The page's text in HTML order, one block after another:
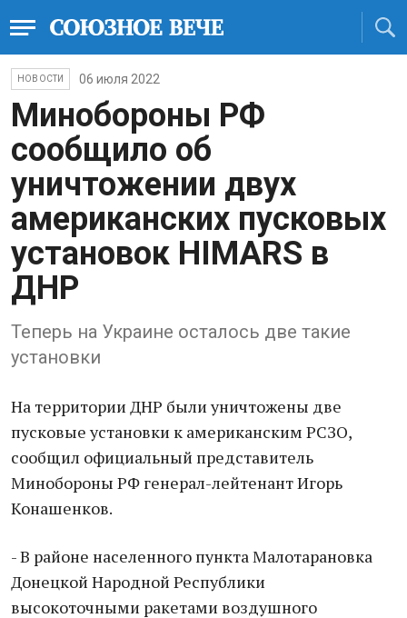
НОВОСТИ 06 июля 2022
Минобороны РФ
сообщило об
уничтожении двух
американских пусковых
установок HIMARS в
ДНР
Теперь на Украине осталось две такие
установки
На территории ДНР были уничтожены две
пусковые установки к американским РСЗО,
сообщил официальный представитель
Минобороны РФ генерал-лейтенант Игорь
Конашенков.
- В районе населенного пункта Малотарановка
Донецкой Народной Республики
высокоточными ракетами воздушного